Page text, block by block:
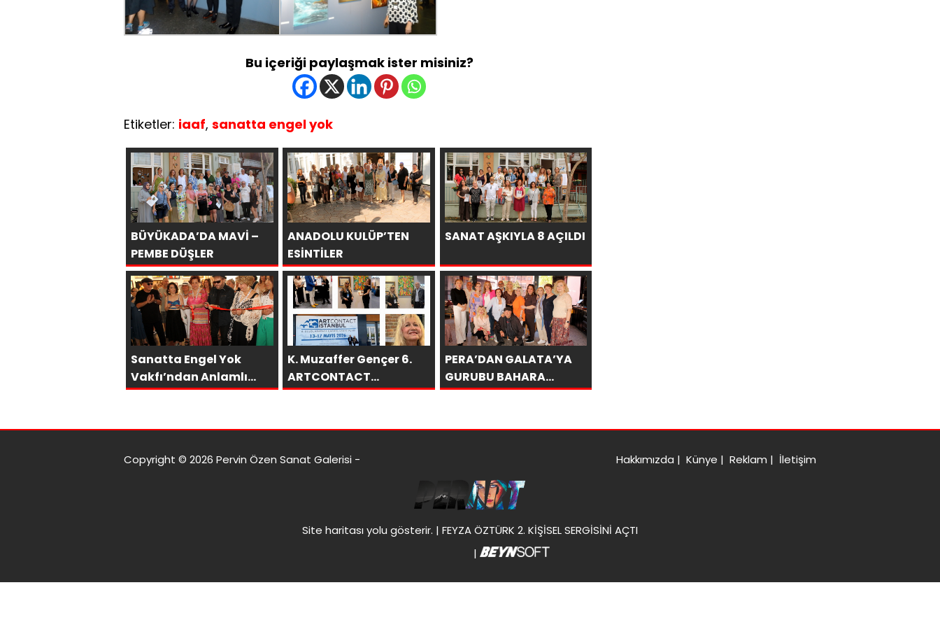
Bu içeriği paylaşmak ister misiniz?
Etiketler: iaaf, sanatta engel yok
BÜYÜKADA’DA MAVİ –
PEMBE DÜŞLER
ANADOLU KULÜP’TEN
ESİNTİLER
SANAT AŞKIYLA 8 AÇILDI
Sanatta Engel Yok
Vakfı’ndan Anlamlı
Sosyal Sorumluluk
K. Muzaffer Gençer 6.
ARTCONTACT
İSTANBUL’da SAKÜDER
PERA’DAN GALATA’YA
GURUBU BAHARA
MERHABA KAHVALTISI
Copyright © 2026 Pervin Özen Sanat Galerisi - Hakkımızda | Künye | Reklam | İletişim
Site haritası yolu gösterir. | FEYZA ÖZTÜRK 2. KİŞİSEL SERGİSİNİ AÇTI
|